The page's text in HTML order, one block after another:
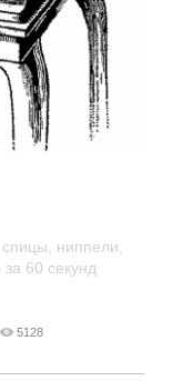
спицы ниппели
за 60 секунд
5128